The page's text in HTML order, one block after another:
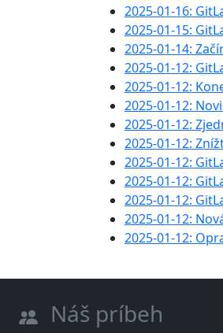
2025-01-16:
2025-01-15:
2025-01-14:
2025-01-12:
2025-01-12:
2025-01-12:
2025-01-12:
2025-01-12:
2025-01-12:
2025-01-12:
2025-01-12:
2025-01-12:
2025-01-12:
Náš príbeh